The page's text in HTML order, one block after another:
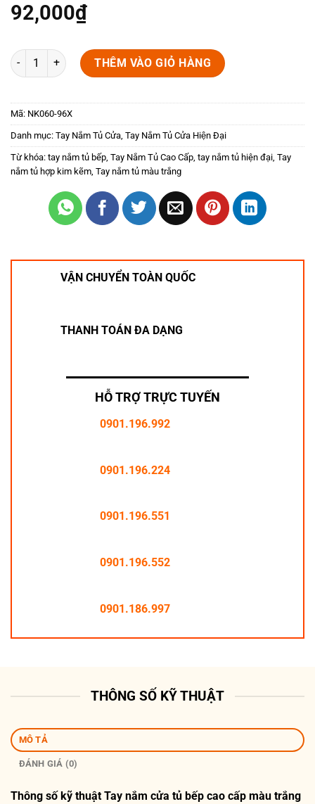
92,000₫
Tay nắm cửa tủ bếp cao cấp màu trắng bạc NK060-X số lượng
THÊM VÀO GIỎ HÀNG
Mã: NK060-96X
Danh mục: Tay Nắm Tủ Cửa, Tay Nắm Tủ Cửa Hiện Đại
Từ khóa: tay nắm tủ bếp, Tay Nắm Tủ Cao Cấp, tay nắm tủ hiện đại, Tay
nắm tủ hợp kim kẽm, Tay nắm tủ màu trắng
VẬN CHUYỂN TOÀN QUỐC
THANH TOÁN ĐA DẠNG
HỖ TRỢ TRỰC TUYẾN
0901.196.992
0901.196.224
0901.196.551
0901.196.552
0901.186.997
THÔNG SỐ KỸ THUẬT
MÔ TẢ
ĐÁNH GIÁ (0)
Thông số kỹ thuật Tay nắm cửa tủ bếp cao cấp màu trắng